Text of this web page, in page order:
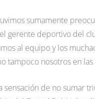
sumamente
el gerente deportivo del
al equipo y los
tampoco nosotros en las
sensación de no sumar